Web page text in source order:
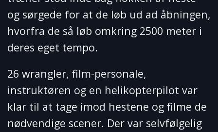
og sørgede for at de løb ud ad åbningen,
hvorfra de så løb omkring 2500 meter i
deres eget tempo.
26 wrangler, film-personale,
instruktøren og en helikopterpilot var
klar til at tage imod hestene og filme de
nødvendige scener. Der var selvfølgelig